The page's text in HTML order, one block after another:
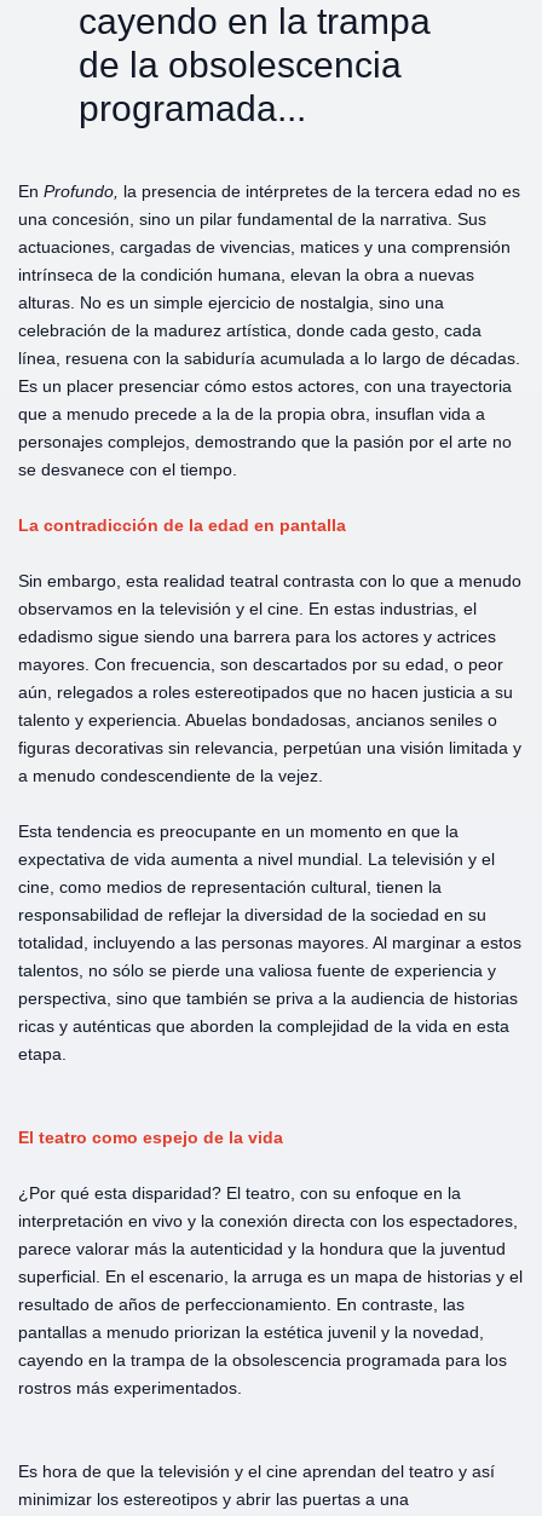
cayendo en la trampa
de la obsolescencia
programada...
En Profundo, la presencia de intérpretes de la tercera edad no es
una concesión, sino un pilar fundamental de la narrativa. Sus
actuaciones, cargadas de vivencias, matices y una comprensión
intrínseca de la condición humana, elevan la obra a nuevas
alturas. No es un simple ejercicio de nostalgia, sino una
celebración de la madurez artística, donde cada gesto, cada
línea, resuena con la sabiduría acumulada a lo largo de décadas.
Es un placer presenciar cómo estos actores, con una trayectoria
que a menudo precede a la de la propia obra, insuflan vida a
personajes complejos, demostrando que la pasión por el arte no
se desvanece con el tiempo.
La contradicción de la edad en pantalla
Sin embargo, esta realidad teatral contrasta con lo que a menudo
observamos en la televisión y el cine. En estas industrias, el
edadismo sigue siendo una barrera para los actores y actrices
mayores. Con frecuencia, son descartados por su edad, o peor
aún, relegados a roles estereotipados que no hacen justicia a su
talento y experiencia. Abuelas bondadosas, ancianos seniles o
figuras decorativas sin relevancia, perpetúan una visión limitada y
a menudo condescendiente de la vejez.
Esta tendencia es preocupante en un momento en que la
expectativa de vida aumenta a nivel mundial. La televisión y el
cine, como medios de representación cultural, tienen la
responsabilidad de reflejar la diversidad de la sociedad en su
totalidad, incluyendo a las personas mayores. Al marginar a estos
talentos, no sólo se pierde una valiosa fuente de experiencia y
perspectiva, sino que también se priva a la audiencia de historias
ricas y auténticas que aborden la complejidad de la vida en esta
etapa.
El teatro como espejo de la vida
¿Por qué esta disparidad? El teatro, con su enfoque en la
interpretación en vivo y la conexión directa con los espectadores,
parece valorar más la autenticidad y la hondura que la juventud
superficial. En el escenario, la arruga es un mapa de historias y el
resultado de años de perfeccionamiento. En contraste, las
pantallas a menudo priorizan la estética juvenil y la novedad,
cayendo en la trampa de la obsolescencia programada para los
rostros más experimentados.
Es hora de que la televisión y el cine aprendan del teatro y así
minimizar los estereotipos y abrir las puertas a una